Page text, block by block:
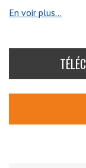
Voir aussi :
En voir plus...